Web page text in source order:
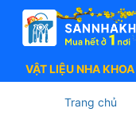
VẬT LIỆU NHA KHOA
Trang chủ